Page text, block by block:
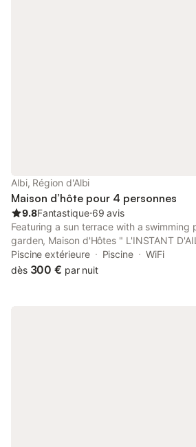
Albi, Région d'Albi
Maison d’hôte pour 4 personnes
9.8Fantastique⋅69 avis
Featuring a sun terrace with a swimming
garden, Maison d'Hôtes " L'INSTANT
It is located 1.2 km from Toulouse-Lautrec
provides a housekeeping service.
Piscine extérieure Piscine
WiFi
dès 300 € par nuit